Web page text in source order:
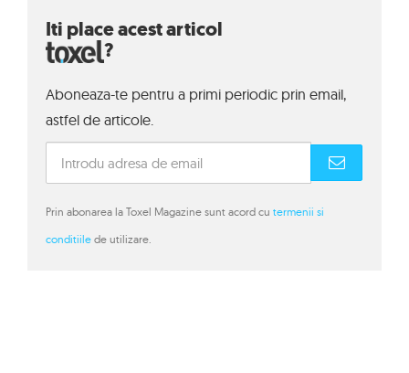
Iti place acest articol
?
Aboneaza-te pentru a primi periodic prin email,
astfel de articole.
Prin abonarea la Toxel Magazine sunt acord cu termenii si
conditiile de utilizare.